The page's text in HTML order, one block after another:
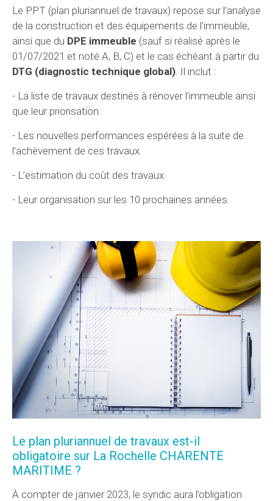
Le PPT (plan pluriannuel de travaux) repose sur l’analyse
de la construction et des équipements de l’immeuble,
ainsi que du DPE immeuble (sauf si réalisé après le
01/07/2021 et noté A, B, C) et le cas échéant à partir du
DTG (diagnostic technique global). Il inclut :
- La liste de travaux destinés à rénover l’immeuble ainsi
que leur priorisation.
- Les nouvelles performances espérées à la suite de
l’achèvement de ces travaux.
- L’estimation du coût des travaux.
- Leur organisation sur les 10 prochaines années.
Le plan pluriannuel de travaux est-il
obligatoire sur La Rochelle CHARENTE
MARITIME ?
À compter de janvier 2023, le syndic aura l’obligation